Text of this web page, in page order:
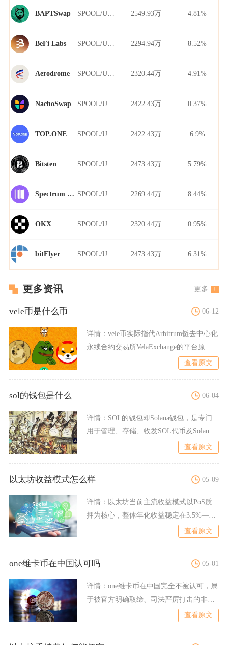
BAPTSwap 2549.93万 4.81%
BeFi Labs 2294.94万 8.52%
Aerodrome 2320.44万 4.91%
NachoSwap 2422.43万 0.37%
TOP.ONE 2422.43万 6.9%
Bitsten 2473.43万 5.79%
Spectrum Finance 2269.44万 8.44%
OKX 2320.44万 0.95%
bitFlyer 2473.43万 6.31%
更多资讯 更多
vele币是什么币 06-12
详情： vele币实际指代Arbitrum链去中心化
永续合约交易所VelaExchange的平台原
查看原文
sol的钱包是什么 06-04
详情： SOL的钱包即Solana钱包，是专门
用于管理、存储、收发SOL代币及Solana
查看原文
以太坊收益模式怎么样 05-09
详情： 以太坊当前主流收益模式以PoS质
押为核心，整体年化收益稳定在3.5%—5%
查看原文
one维卡币在中国认可吗 05-01
详情： one维卡币在中国完全不被认可，属
于被官方明确取缔、司法严厉打击的非法
查看原文